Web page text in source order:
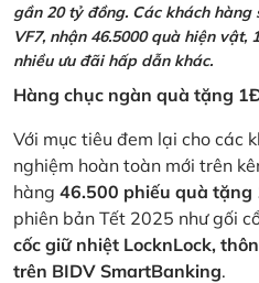
gần 20 tỷ đồng. Các khách
VF7, nhận 46.5000 quà hiện
nhiều ưu đãi hấp dẫn khác.
Hàng chục ngàn quà tặng
Với mục tiêu đem lại cho các
nghiệm hoàn toàn mới trên
hàng 46.500 phiếu quà tặng
phiên bản Tết 2025 như gối
cốc giữ nhiệt LocknLock,
trên BIDV SmartBanking.